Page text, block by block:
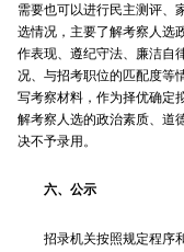
需要也可以进行民主测评、
选情况，主要了解考察人选
作表现、遵纪守法、廉洁自
况、与招考职位的匹配度等
写考察材料，作为择优确定
解考察人选的政治素质、道
决不予录用。
六、公示
招录机关按照规定程序和